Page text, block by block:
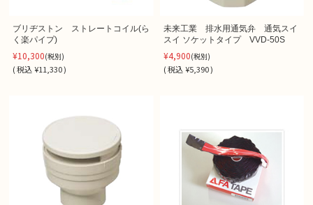
ブリヂストン ストレートコイル(ら
く楽パイプ)
¥10,300(税別)
(税込¥11,330 )
未来工業 排水用通気弁 通気スイ
スイ ソケットタイプ VVD-50S
¥4,900(税別)
(税込 ¥5,390 )